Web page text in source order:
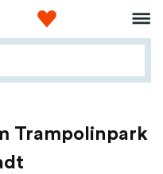
Trampolinpark